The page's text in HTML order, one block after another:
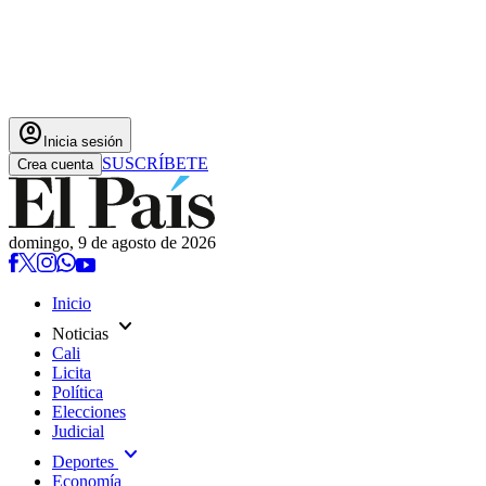
account_circle Inicia sesión
Crea cuenta SUSCRÍBETE
domingo, 9 de agosto de 2026
Inicio
Noticias expand_more
Cali
Licita
Política
Elecciones
Judicial
Deportes expand_more
Economía